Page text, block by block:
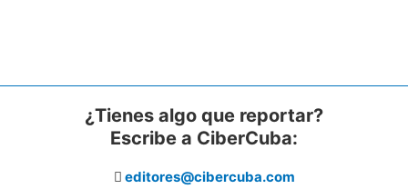
¿Tienes algo que reportar?
Escribe a CiberCuba:
editores@cibercuba.com